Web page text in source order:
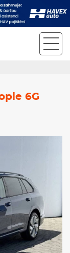
6G